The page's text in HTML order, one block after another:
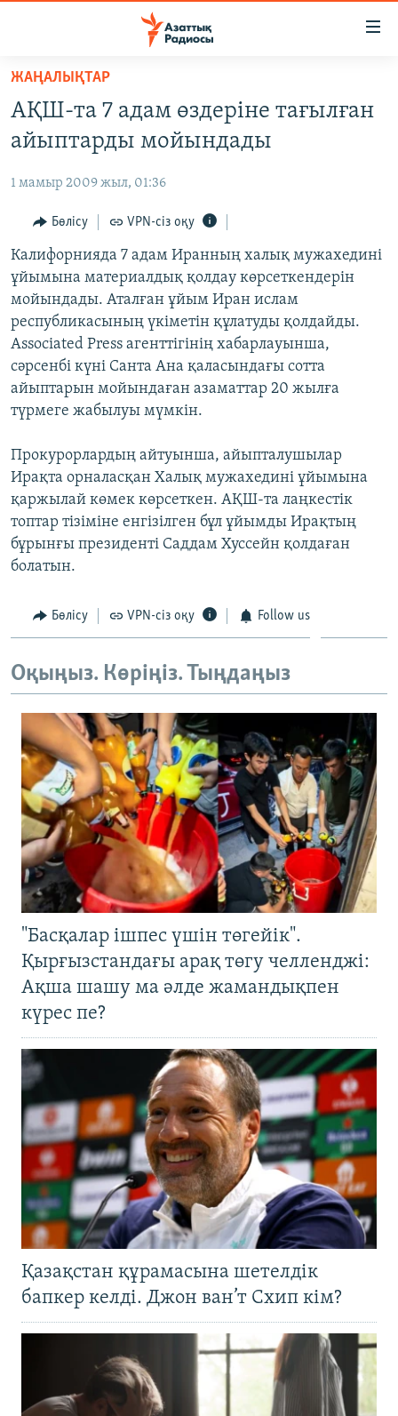
Skip
main
content
to
Navigation
Skip
to
Search
САЯСАТ
AZATTYQTV
ҚАҢТАР ОҚИҒАСЫ
АДАМ ҚҰҚЫҚТАРЫ
ӘЛЕУМЕТ
ӘЛЕМ
АРНАЙЫ ЖОБАЛАР
Русский
ЖАЗЫЛЫҢЫЗ
Басқа тілдерде
ЖАҢАЛЫҚТАР
АҚШ-та 7 адам өздеріне тағылған
айыптарды мойындады
1 мамыр 2009 жыл, 01:36
Бөлісу VPN-сіз оқу
Калифорнияда 7 адам Иранның халық мужахедині
ұйымына материалдық қолдау көрсеткендерін
мойындады. Аталған ұйым Иран ислам
республикасының үкіметін құлатуды қолдайды.
Associated Press агенттігінің хабарлауынша,
сәрсенбі күні Санта Ана қаласындағы сотта
айыптарын мойындаған азаматтар 20 жылға
түрмеге жабылуы мүмкін.
Прокурорлардың айтуынша, айыпталушылар
Ирақта орналасқан Халық мужахедині ұйымына
қаржылай көмек көрсеткен. АҚШ-та лаңкестік
топтар тізіміне енгізілген бұл ұйымды Ирақтың
бұрынғы президенті Саддам Хуссейн қолдаған
болатын.
Бөлісу VPN-сіз оқу Follow us
Оқыңыз. Көріңіз. Тыңдаңыз
"Басқалар ішпес үшін төгейік".
Қырғызстандағы арақ төгу челленджі:
Ақша шашу ма әлде жамандықпен
күрес пе?
Қазақстан құрамасына шетелдік
бапкер келді. Джон ван’т Схип кім?